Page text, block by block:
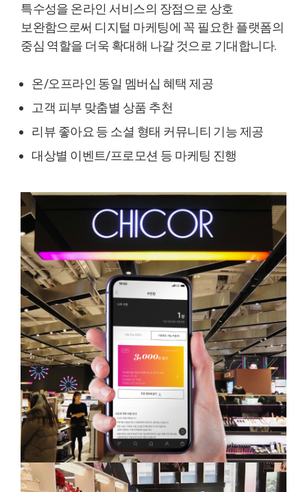
특수성을 온라인 서비스의 장점으로 상호
보완함으로써 디지털 마케팅에 꼭 필요한 플랫폼의
중심 역할을 더욱 확대해 나갈 것으로 기대합니다.
온/오프라인 동일 멤버십 혜택 제공
고객 피부 맞춤별 상품 추천
리뷰 좋아요 등 소셜 형태 커뮤니티 기능 제공
대상별 이벤트/프로모션 등 마케팅 진행